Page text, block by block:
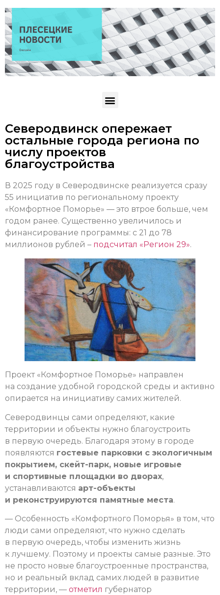
Северодвинск опережает
остальные города региона по
числу проектов
благоустройства
В 2025 году в Северодвинске реализуется сразу
55 инициатив по региональному проекту
«Комфортное Поморье» — это втрое больше, чем
годом ранее. Существенно увеличилось и
финансирование программы: с 21 до 78
миллионов рублей – подсчитал «Регион 29».
Проект «Комфортное Поморье» направлен
на создание удобной городской среды и активно
опирается на инициативу самих жителей.
Северодвинцы сами определяют, какие
территории и объекты нужно благоустроить
в первую очередь. Благодаря этому в городе
появляются гостевые парковки с экологичным
покрытием, скейт-парк, новые игровые
и спортивные площадки во дворах,
устанавливаются арт-объекты
и реконструируются памятные места.
— Особенность «Комфортного Поморья» в том, что
люди сами определяют, что нужно сделать
в первую очередь, чтобы изменить жизнь
к лучшему. Поэтому и проекты самые разные. Это
не просто новые благоустроенные пространства,
но и реальный вклад самих людей в развитие
территории, — отметил губернатор